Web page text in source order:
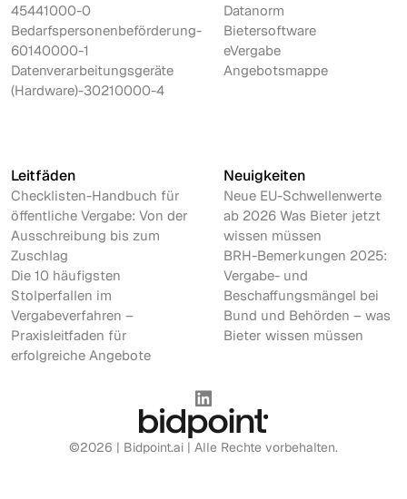
45441000-0
Bedarfspersonenbeförderung-
60140000-1
Datenverarbeitungsgeräte
(Hardware)-30210000-4
Datanorm
Bietersoftware
eVergabe
Angebotsmappe
Leitfäden
Checklisten-Handbuch für
öffentliche Vergabe: Von der
Ausschreibung bis zum
Zuschlag
Die 10 häufigsten
Stolperfallen im
Vergabeverfahren –
Praxisleitfaden für
erfolgreiche Angebote
Neuigkeiten
Neue EU-Schwellenwerte
ab 2026 Was Bieter jetzt
wissen müssen
BRH-Bemerkungen 2025:
Vergabe- und
Beschaffungsmängel bei
Bund und Behörden – was
Bieter wissen müssen
©2026 | Bidpoint.ai | Alle Rechte vorbehalten.